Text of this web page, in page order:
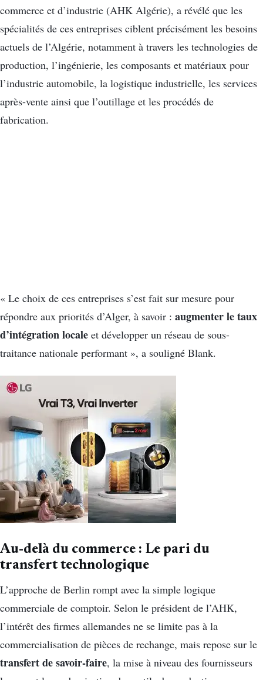
commerce et d’industrie (AHK Algérie), a révélé que les
spécialités de ces entreprises ciblent précisément les besoins
actuels de l’Algérie, notamment à travers les technologies de
production, l’ingénierie, les composants et matériaux pour
l’industrie automobile, la logistique industrielle, les services
après-vente ainsi que l’outillage et les procédés de
fabrication.
« Le choix de ces entreprises s’est fait sur mesure pour
répondre aux priorités d’Alger, à savoir : augmenter le taux
d’intégration locale et développer un réseau de sous-
traitance nationale performant », a souligné Blank.
Au-delà du commerce : Le pari du
transfert technologique
L’approche de Berlin rompt avec la simple logique
commerciale de comptoir. Selon le président de l’AHK,
l’intérêt des firmes allemandes ne se limite pas à la
commercialisation de pièces de rechange, mais repose sur le
transfert de savoir-faire, la mise à niveau des fournisseurs